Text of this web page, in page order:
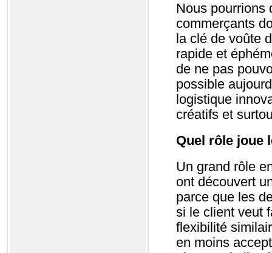
Nous pourrions
commerçants
la clé de voûte
rapide et
de ne pas
possible
logistique
créatifs et
Quel rôle joue
Un grand rôle
ont découvert
parce que les
si le client veut
flexibilité
en moins